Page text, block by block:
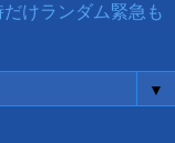
けランダム緊急も
▼